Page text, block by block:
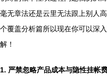
毫无章法还是云里无法跟上别人
个覆盖分析篇所以现在你可以深
解！
1. 严禁忽略产品成本与隐性挂帐